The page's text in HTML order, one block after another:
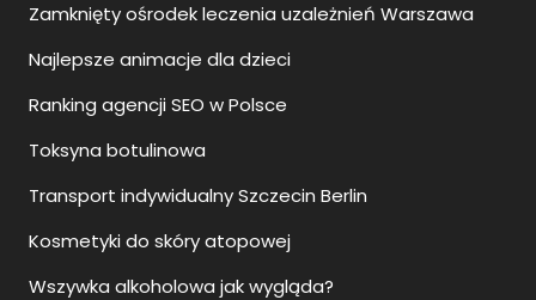
Zamknięty ośrodek leczenia uzależnień Warszawa
Najlepsze animacje dla dzieci
Ranking agencji SEO w Polsce
Toksyna botulinowa
Transport indywidualny Szczecin Berlin
Kosmetyki do skóry atopowej
Wszywka alkoholowa jak wygląda?